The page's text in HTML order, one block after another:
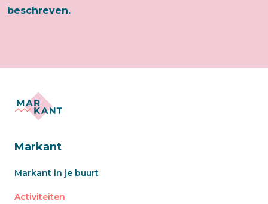
beschreven.
Markant
Markant in je buurt
Activiteiten